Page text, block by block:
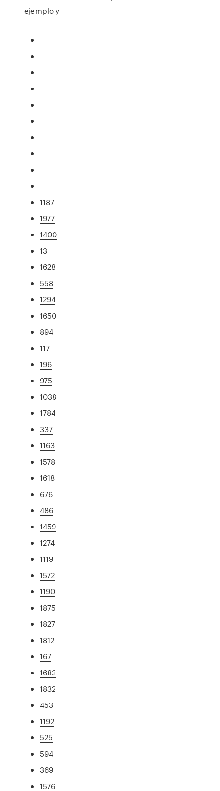
ejemplo y
1187
1977
1400
13
1628
558
1294
1650
894
117
196
975
1038
1784
337
1163
1578
1618
676
486
1459
1274
1119
1572
1190
1875
1827
1812
167
1683
1832
453
1192
525
594
369
1576